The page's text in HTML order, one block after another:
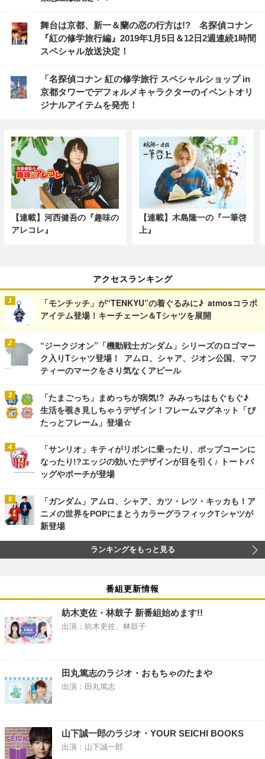
舞台は京都、新一＆蘭の恋の行方は!? 名探偵コナン
『紅の修学旅行編』2019年1月5日＆12日2週連続1時間
スペシャル放送決定！
「名探偵コナン 紅の修学旅行 スペシャルショップ in
京都タワーでデフォルメキャラクターのイベントオリ
ジナルアイテムを発売！
【連載】河西健吾の『趣味の
アレコレ』
【連載】木島隆一の『一筆啓
上』
アクセスランキング
「モンチッチ」が“TENKYU”の着ぐるみに♪ atmosコラボ
アイテム登場！キーチェーン＆Tシャツを展開
“ジークジオン”「機動戦士ガンダム」シリーズのロゴマー
ク入りTシャツ登場！ アムロ、シャア、ジオン公国、マフ
ティーのマークをさり気なくアピール
「たまごっち」まめっちが病気!? みみっちはもぐもぐ♪
生活を覗き見しちゃうデザイン！フレームマグネット「ぴ
たっとフレーム」登場☆
「サンリオ」キティがリボンに乗ったり、ポップコーンに
なったり!?エッジの効いたデザインが目を引く♪ トートバ
ッグやポーチが登場
「ガンダム」アムロ、シャア、カツ・レツ・キッカも！ア
ニメの世界をPOPにまとうカラーグラフィックTシャツが
新登場
ランキングをもっと見る
番組更新情報
紡木吏佐・林鼓子 新番組始めます!!
出演：紡木吏佐、林鼓子
田丸篤志のラジオ・おもちゃのたまや
出演：田丸篤志
山下誠一郎のラジオ・YOUR SEICHI BOOKS
出演：山下誠一郎